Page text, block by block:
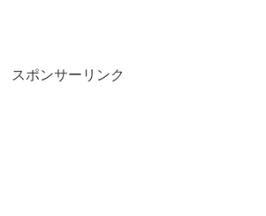
スポンサーリンク